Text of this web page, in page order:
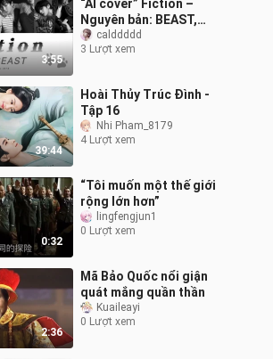
3:55
“AI cover” Fiction –
Nguyên bản: BEAST,
Phiên bản AI: BTS
calddddd
3 Lượt xem
39:44
Hoài Thủy Trúc Đình -
Tập 16
Nhi Pham_8179
4 Lượt xem
0:32
“Tôi muốn một thế giới
rộng lớn hơn”
lingfengjun1
0 Lượt xem
2:36
Mã Bảo Quốc nổi giận
quát mắng quần thần
Kuaileayi
0 Lượt xem